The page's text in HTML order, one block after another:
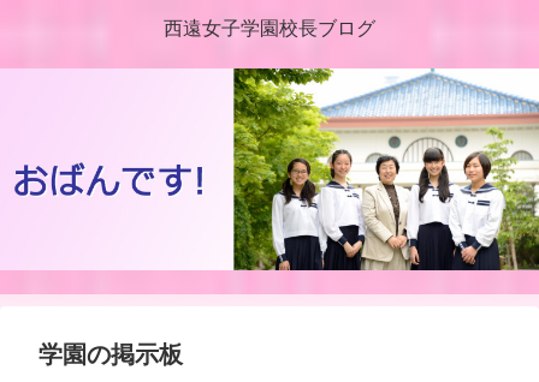
西遠女子学園校長ブログ
学園の掲示板